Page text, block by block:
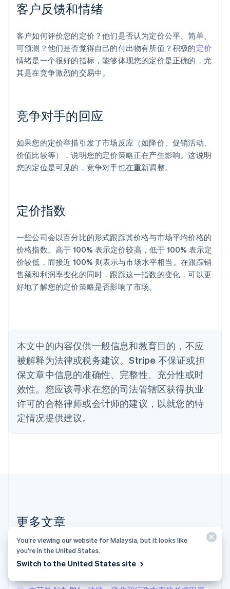
客户反馈和情绪
客户如何评价您的定价？他们是否认为定价公平、简单、
可预测？他们是否觉得自己的付出物有所值？积极的定价
情绪是一个很好的指标，能够体现您的定价是正确的，尤
其是在竞争激烈的交易中。
竞争对手的回应
如果您的定价举措引发了市场反应（如降价、促销活动、
价值比较等），说明您的定价策略正在产生影响。这说明
您的定位是可见的，竞争对手也在重新调整。
定价指数
一些公司会以百分比的形式跟踪其价格与市场平均价格的
价格指数。高于 100% 表示定价较高，低于 100% 表示定
价较低，而接近 100% 则表示与市场水平相当。在跟踪销
售额和利润率变化的同时，跟踪这一指数的变化，可以更
好地了解您的定价策略是否影响了市场。
本文中的内容仅供一般信息和教育目的，不应
被解释为法律或税务建议。Stripe 不保证或担
保文章中信息的准确性、完整性、充分性或时
效性。您应该寻求在您的司法管辖区获得执业
许可的合格律师或会计师的建议，以就您的特
定情况提供建议。
更多文章
查看所有“公司”相关文章
阿联酋
爱沙尼亚
奥地利
DeutschEnglish
澳大利亚
English
巴西
PortuguêsEnglish
English
丹麦
English
德国
DeutschEnglish
法国
FrançaisEnglish
芬兰
EnglishSvenska
English Italiano
拉脱维亚
立陶宛
English
列支敦士登
卢森堡
You’re viewing our website for Malaysia, but it looks like
you’re in the United States.
Switch to the United States site